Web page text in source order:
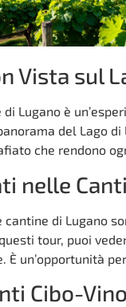
Vista sul
Lugano è
del Lago
che rendono
nelle
di Lugano
tour, puoi
È un’opportunità
Cibo-